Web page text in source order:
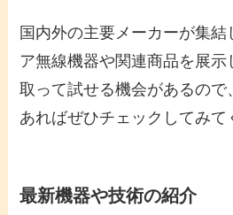
国内外の主要メーカーが集結
ア無線機器や関連商品を展示
取って試せる機会があるの
あればぜひチェックしてみて
最新機器や技術の紹介